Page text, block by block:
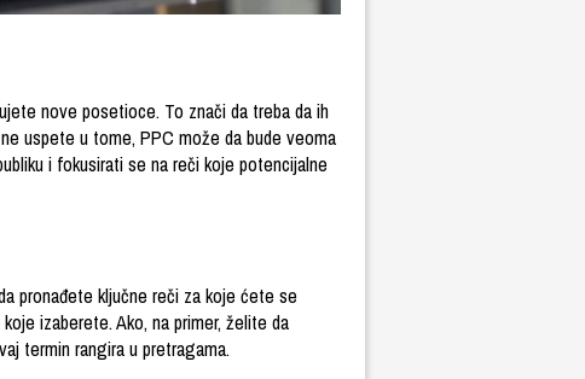
nove posetioce. To znači da treba da ih
uspete u tome, PPC može da bude veoma
i fokusirati se na reči koje potencijalne
pronađete ključne reči za koje ćete se
izaberete. Ako, na primer, želite da
termin rangira u pretragama.